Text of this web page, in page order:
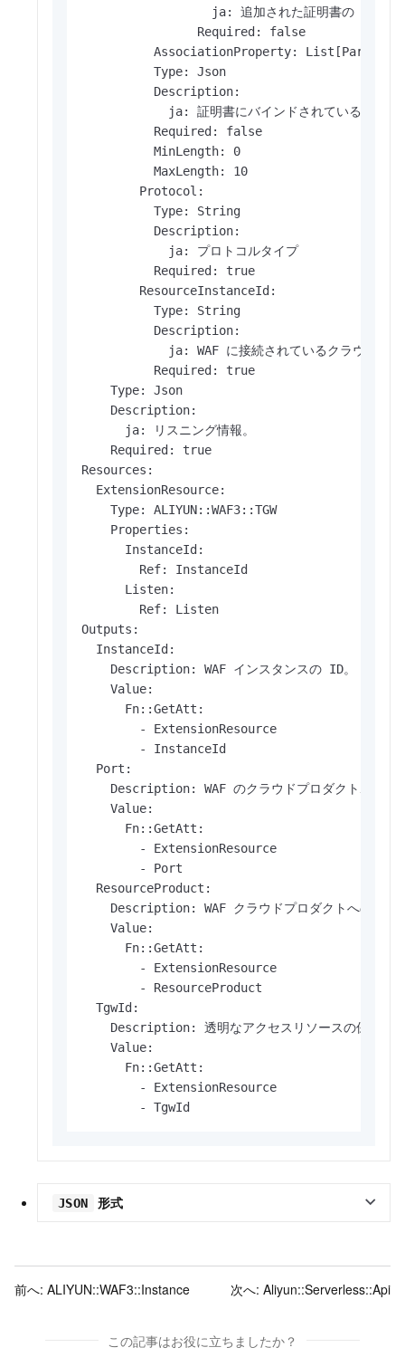
                  ja: 追加された証明書の ID。
                Required: false
AssociationProperty:
          Type: Json
          Description:
ja: 証明書にバインドされているドメイ
          Required: false
          MinLength: 0
          MaxLength: 10
        Protocol:
          Type: String
          Description:
            ja: プロトコルタイプ
          Required: true
        ResourceInstanceId:
          Type: String
          Description:
ja: WAF に接続されているクラウドプロ
          Required: true
    Type: Json
    Description:
      ja: リスニング情報。
    Required: true
Resources:
  ExtensionResource:
    Type: ALIYUN::WAF3::TGW
    Properties:
      InstanceId:
        Ref: InstanceId
      Listen:
        Ref: Listen
Outputs:
  InstanceId:
    Description: WAF インスタンスの ID。
    Value:
      Fn::GetAtt:
        - ExtensionResource
        - InstanceId
  Port:
Description: WAF のクラウドプロダクトポート
    Value:
      Fn::GetAtt:
        - ExtensionResource
        - Port
  ResourceProduct:
Description: WAF クラウドプロダクトへのアク
    Value:
      Fn::GetAtt:
        - ExtensionResource
        - ResourceProduct
  TgwId:
Description: 透明なアクセスリソースの保護オ
    Value:
      Fn::GetAtt:
        - ExtensionResource
JSON 形式
前へ: ALIYUN::WAF3::Instance 次へ: Aliyun::Serverless::Api
この記事はお役に立ちましたか？